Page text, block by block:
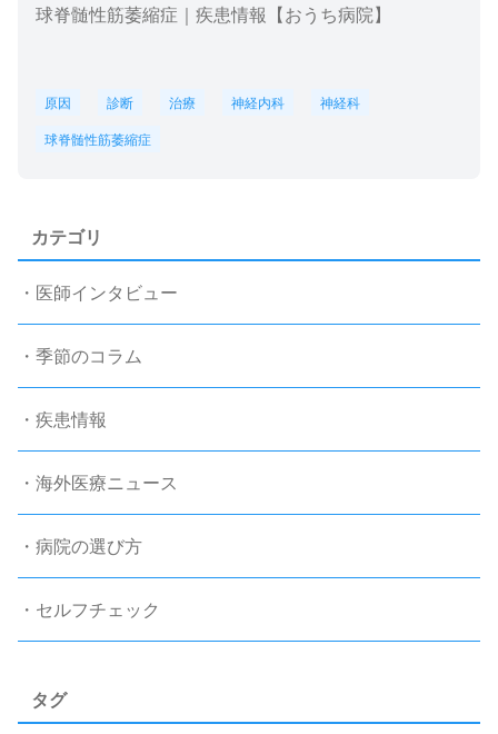
球脊髄性筋萎縮症｜疾患情報【おうち病院】
原因 診断 治療 神経内科
神経科
球脊髄性筋萎縮症
カテゴリ
・医師インタビュー
・季節のコラム
・疾患情報
・海外医療ニュース
・病院の選び方
・セルフチェック
タグ